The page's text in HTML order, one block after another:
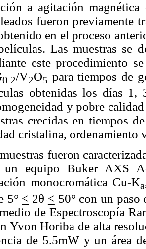
a agitación
fueron previamente
en el proceso
Las muestras se
este procedimiento
0.2/V2O5 para tiempos de
obtenidas los días
y pobre
crecidas en tiempos
cristalina, ordenamiento
fueron
un equipo Buker AXS
monocromática Cu-Ka
5° < 2θ < 50° con un
de Espectroscopía
Yvon Horiba de alta
de 5.5mW y un área